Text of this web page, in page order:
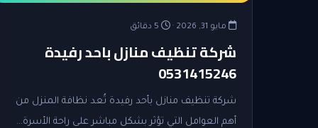
مايو 31, 2026 ·
شركة تنظيف منازل باحد رفيدة
0531415246
شركة تنظيف منازل بأحد رفيدة تُعد نظافة المنزل من
أهم العوامل التي تؤثر بشكل مباشر على راحة الأسرة…